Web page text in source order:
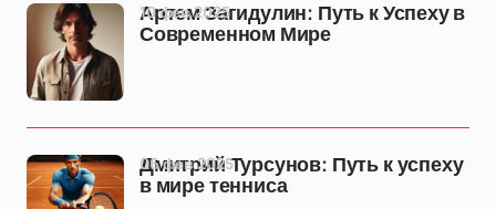
Артем Загидулин: Путь к Успеху в
Современном Мире
10 фев 2025
Дмитрий Турсунов: Путь к успеху
в мире тенниса
06 фев 2025